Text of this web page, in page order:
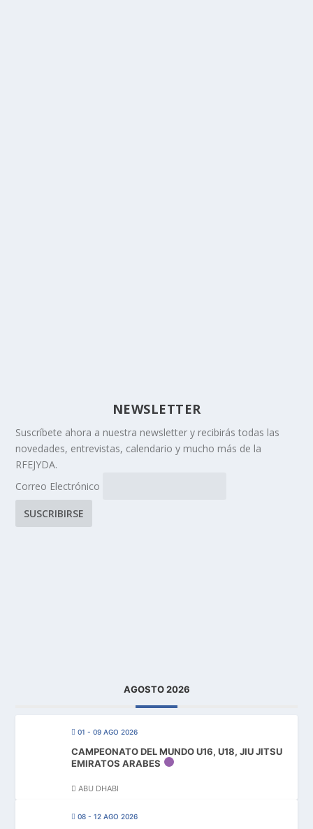
NEWSLETTER
Suscríbete ahora a nuestra newsletter y recibirás todas las
novedades, entrevistas, calendario y mucho más de la
RFEJYDA.
Correo Electrónico
AGOSTO 2026
01 - 09 AGO 2026
CAMPEONATO DEL MUNDO U16, U18, JIU JITSU
EMIRATOS ARABES
ABU DHABI
08 - 12 AGO 2026